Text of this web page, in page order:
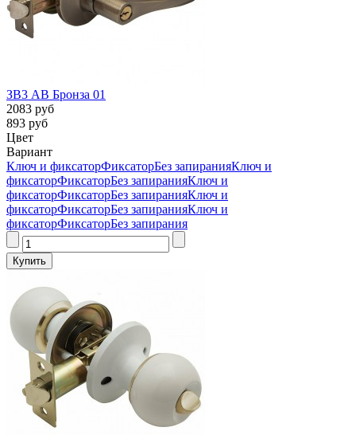
ЗВ3 AB Бронза 01
2083 руб
893 руб
Цвет
Вариант
Ключ и фиксаторФиксаторБез запиранияКлюч и
фиксаторФиксаторБез запиранияКлюч и
фиксаторФиксаторБез запиранияКлюч и
фиксаторФиксаторБез запиранияКлюч и
фиксаторФиксаторБез запирания